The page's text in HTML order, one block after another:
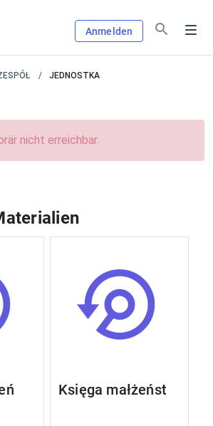
Anmelden
JEDNOSTKA
nicht erreichbar.
Księga małżeństw